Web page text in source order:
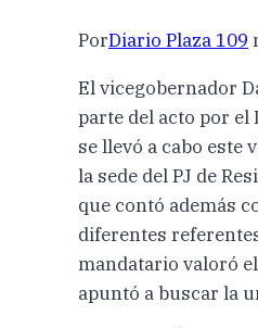
PorDiario Plaza 109
El vicegobernador
parte del acto por el
se llevó a cabo este
la sede del PJ de
que contó además
diferentes
mandatario valoró
apuntó a buscar la